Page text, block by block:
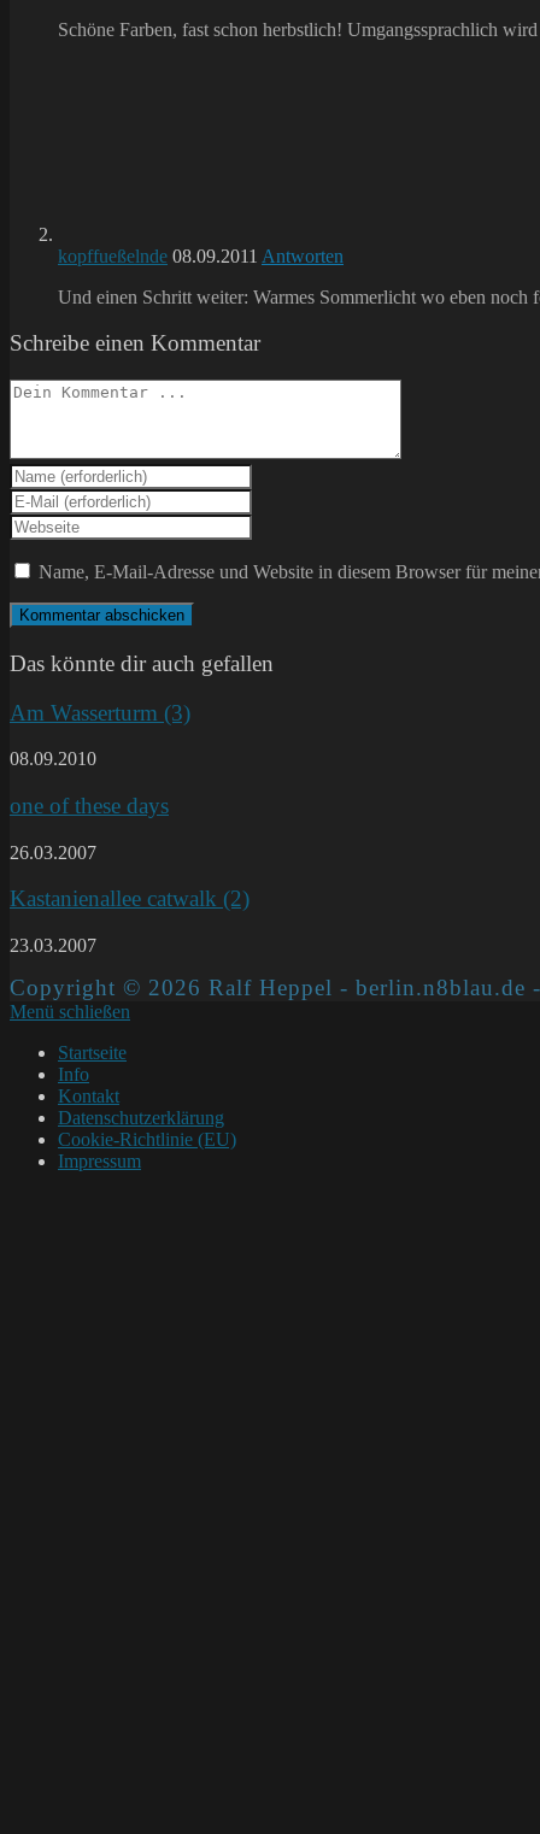
Schöne Farben, fast schon herbstlich! Umgangssprachlich
kopffueßelnde 08.09.2011 Antworten
Und einen Schritt weiter: Warmes Sommerlicht wo eben
Schreibe einen Kommentar
Kommentieren
Gib
deinen
Namen
oder
Benutzernamen
zum
Kommentieren
ein
Gib
deine
E-
Mail-
Adresse
zum
Kommentieren
Gib
deine
Website-
ein
(optional)
Name, E-Mail-Adresse und Website in diesem Browser für
Das könnte dir auch gefallen
Am Wasserturm (3)
08.09.2010
one of these days
26.03.2007
Kastanienallee catwalk (2)
23.03.2007
Copyright © 2026 Ralf Heppel - berlin.n8blau.de
Menü schließen
Startseite
Info
Kontakt
Datenschutzerklärung
Cookie-Richtlinie (EU)
Impressum